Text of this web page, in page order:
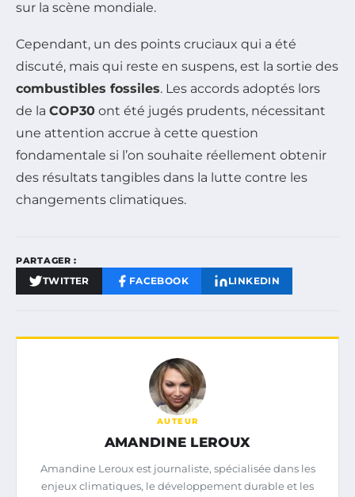
sur la scène mondiale.
Cependant, un des points cruciaux qui a été
discuté, mais qui reste en suspens, est la sortie des
combustibles fossiles. Les accords adoptés lors
de la COP30 ont été jugés prudents, nécessitant
une attention accrue à cette question
fondamentale si l’on souhaite réellement obtenir
des résultats tangibles dans la lutte contre les
changements climatiques.
PARTAGER :
TWITTER FACEBOOK LINKEDIN
AUTEUR
AMANDINE LEROUX
Amandine Leroux est journaliste, spécialisée dans les
enjeux climatiques, le développement durable et les